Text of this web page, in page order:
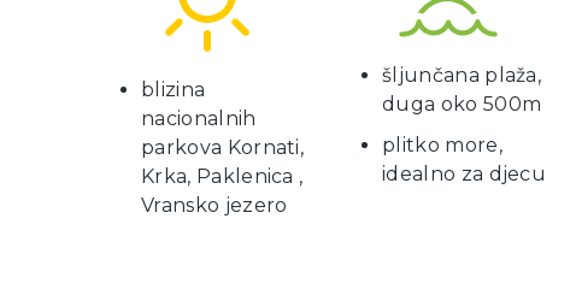
blizina
nacionalnih
parkova Kornati,
Krka, Paklenica ,
Vransko jezero
šljunčana plaža,
duga oko 500m
plitko more,
idealno za djecu